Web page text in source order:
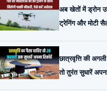
अब खेतों में ड्रोन
ट्रेनिंग और मोटी
छात्रवृत्ति की
तो तुरंत सुधारें